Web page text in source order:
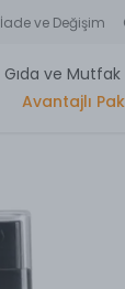
İade ve Değişim
Gıda ve Mutfak
Avantajlı